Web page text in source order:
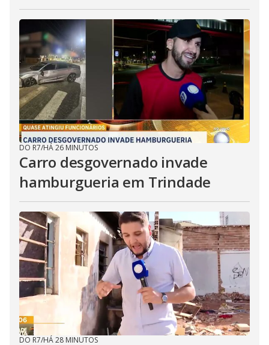
DO R7/HÁ 26 MINUTOS
Carro desgovernado invade
hamburgueria em Trindade
DO R7/HÁ 28 MINUTOS